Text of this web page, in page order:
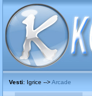
Vesti: Igrice -->Arcade